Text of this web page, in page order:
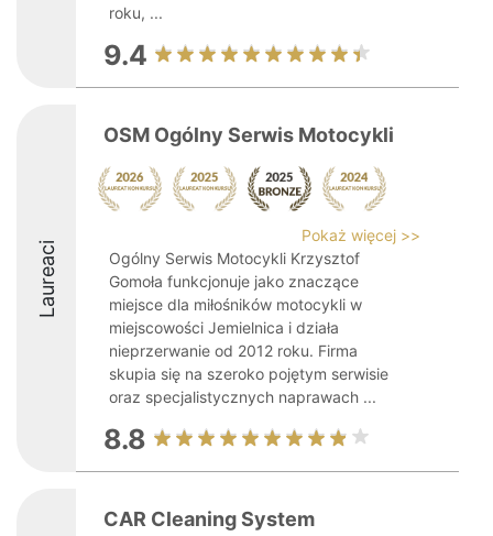
roku, ...
9.4
Laureaci
OSM Ogólny Serwis Motocykli
Pokaż więcej >>
Ogólny Serwis Motocykli Krzysztof
Gomoła funkcjonuje jako znaczące
miejsce dla miłośników motocykli w
miejscowości Jemielnica i działa
nieprzerwanie od 2012 roku. Firma
skupia się na szeroko pojętym serwisie
oraz specjalistycznych naprawach ...
8.8
CAR Cleaning System